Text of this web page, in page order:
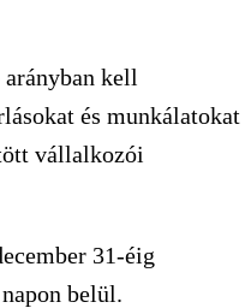
kell
és munkálatokat
vállalkozói
31-éig
belül.